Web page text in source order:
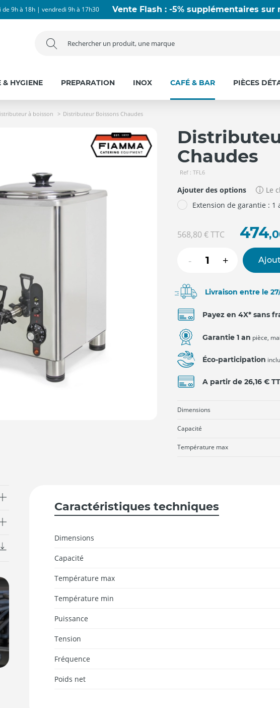
de 9h à 18h | vendredi 9h à 17h30 Vente Flash : -5% supplémentaires
& HYGIENE PREPARATION INOX CAFÉ & BAR PIÈCES
à boisson Distributeur Boissons Chaudes
Chaudes
Ref : TFL6
Ajouter des options
Le
Extension de garantie : 1
568,80 €TTC 474
- +
Livraison entre le
Payez en 4X* sans
Garantie 1 an pièce,
Éco-participation
A partir de 26,16 €
Dimensions
Capacité
Température max
Caractéristiques techniques
Dimensions
Capacité
Température max
Température min
Puissance
Tension
Fréquence
Poids net